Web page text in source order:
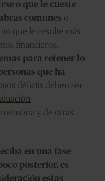
o que le cueste
comunes o
que le resulte más
financieros.
para retener lo
que ha
déficits deben ser
y de otras
en una fase
posterior, es
estas